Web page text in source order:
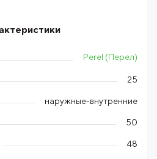
Perel (Перел)
25
наружные-внутренние
50
48